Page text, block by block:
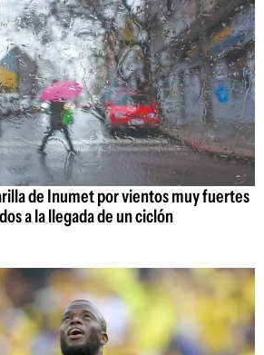
de Inumet por vientos muy fuertes
a la llegada de un ciclón